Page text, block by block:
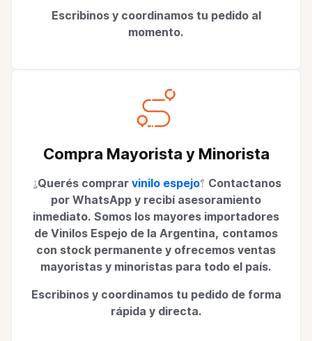
Escribinos y coordinamos tu pedido al
momento.
Compra Mayorista y Minorista
¿Querés comprarvinilo espejo? Contactanos
por WhatsApp y recibí asesoramiento
inmediato. Somos los mayores importadores
de Vinilos Espejo de la Argentina, contamos
con stock permanente y ofrecemos ventas
mayoristas y minoristas para todo el país.
Escribinos y coordinamos tu pedido de forma
rápida y directa.